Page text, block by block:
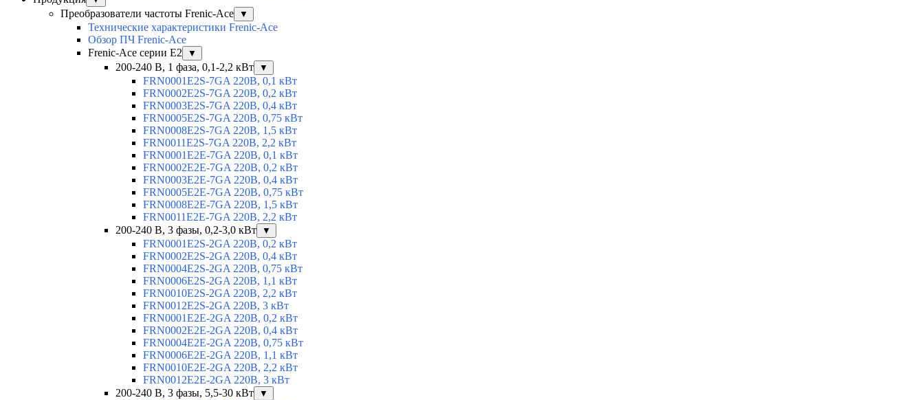
Преобразователи частоты Frenic-Ace ▼
Технические характеристики Frenic-Ace
Обзор ПЧ Frenic-Ace
Frenic-Ace серии E2
▼
200-240 В, 1 фаза, 0,1-2,2 кВт ▼
FRN0001E2S-7GA 220В, 0,1 кВт
FRN0002E2S-7GA 220В, 0,2 кВт
FRN0003E2S-7GA 220В, 0,4 кВт
FRN0005E2S-7GA 220В, 0,75 кВт
FRN0008E2S-7GA 220В, 1,5 кВт
FRN0011E2S-7GA 220В, 2,2 кВт
FRN0001E2E-7GA 220В, 0,1 кВт
FRN0002E2E-7GA 220В, 0,2 кВт
FRN0003E2E-7GA 220В, 0,4 кВт
FRN0005E2E-7GA 220В, 0,75 кВт
FRN0008E2E-7GA 220В, 1,5 кВт
FRN0011E2E-7GA 220В, 2,2 кВт
200-240 В, 3 фазы, 0,2-3,0 кВт
▼
FRN0001E2S-2GA 220В, 0,2 кВт
FRN0002E2S-2GA 220В, 0,4 кВт
FRN0004E2S-2GA 220В, 0,75 кВт
FRN0006E2S-2GA 220В, 1,1 кВт
FRN0010E2S-2GA 220В, 2,2 кВт
FRN0012E2S-2GA 220В, 3 кВт
FRN0001E2E-2GA 220В, 0,2 кВт
FRN0002E2E-2GA 220В, 0,4 кВт
FRN0004E2E-2GA 220В, 0,75 кВт
FRN0006E2E-2GA 220В, 1,1 кВт
FRN0010E2E-2GA 220В, 2,2 кВт
FRN0012E2E-2GA 220В, 3 кВт
200-240 В, 3 фазы, 5,5-30 кВт
▼